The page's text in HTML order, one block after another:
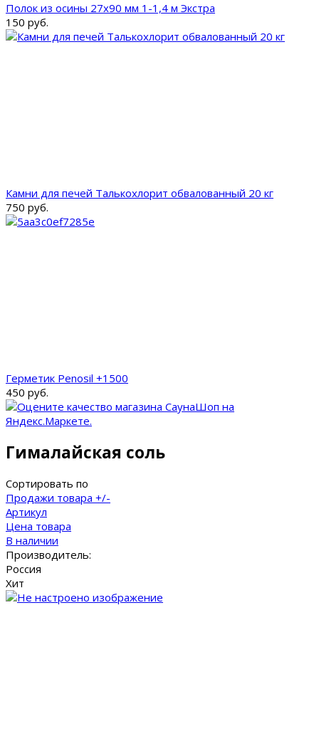
Полок из осины 27x90 мм 1-1,4 м Экстра
150 руб.
Камни для печей Талькохлорит обвалованный 20 кг
750 руб.
Герметик Penosil +1500
450 руб.
Гималайская соль
Сортировать по
Продажи товара +/-
Артикул
Цена товара
В наличии
Производитель:
Россия
Хит